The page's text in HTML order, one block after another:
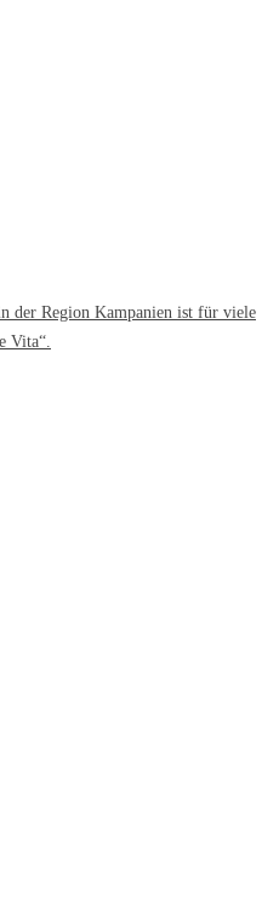
der Region Kampanien ist für viele
Vita“.